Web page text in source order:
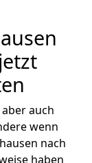
auch
wenn
nach
haben